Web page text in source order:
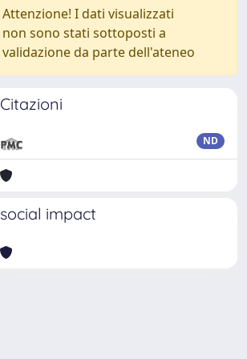
Attenzione! I dati visualizzati
non sono stati sottoposti a
validazione da parte dell'ateneo
Citazioni
ND
social impact